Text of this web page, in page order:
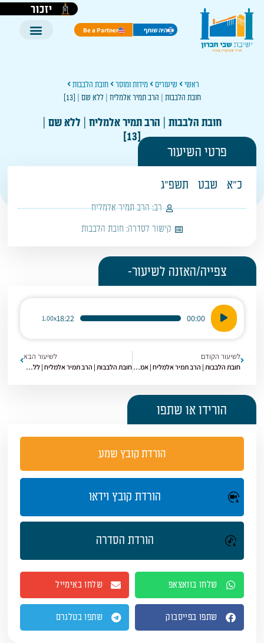
יזכור
היה שותף Be a Partner
ראשי שיעורים מידות ומוסר
חובת הלבבות
חובת הלבבות | הרב תמיר אלמליח | ללא שם | [13]
חובת הלבבות | הרב תמיר אלמליח | ללא שם |
[13]
פרטי השיעור
כ"א שבט תשפ"ג
רב: הרב תמיר אלמליח
קישור לסדרה: חובת הלבבות
צפייה/האזנה לשיעור-
נגן
אודיו
00:00
18:22
1.00x
לשיעור הקודם
חובת הלבבות | הרב תמיר אלמליח | אמונה בילדים | [12]
לשיעור הבא
חובת הלבבות | הרב תמיר אלמליח | ללא שם | [16]
הורידו או שתפו
הורדת קובץ שמע
הורדת קובץ וידאו
הורדת הסדרה
שלחו בוואצאפ שלחו באימייל
שתפו בפייסבוק שתפו בטלגרם